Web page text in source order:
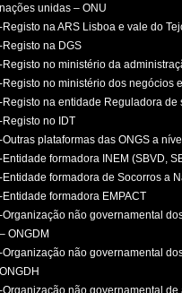
nações unidas – ONU
-Registo na ARS Lisboa e vale do
-Registo na DGS
-Registo no ministério da
-Registo no ministério dos negócios
-Registo na entidade Reguladora de
-Registo no IDT
-Outras plataformas das ONGS a
-Entidade formadora INEM (SBVD,
-Entidade formadora de Socorros a
-Entidade formadora EMPACT
-Organização não governamental
– ONGDM
-Organização não governamental
ONGDH
-Organização não governamental